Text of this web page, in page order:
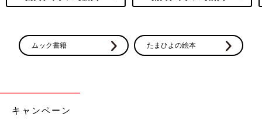
ょうね。大泣きする長男に無理やり吸入しているような感じでし
た。泣いている長男に『お願い、吸って！ 吸って！』みたいな
ちなみに、長男が通っていた病院は、アレルギー治療の専門医が
ギー持ちの子がたくさん通っていたんですね。当時は病院で3～4
ムック書籍 たまひよの絵本
キャンペーン